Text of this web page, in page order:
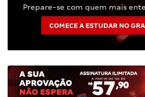
Prepare-se com quem mais
COMECE A ESTUDAR NO